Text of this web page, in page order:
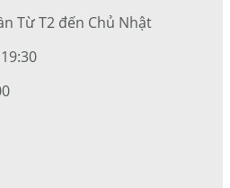
Từ T2 đến Chủ Nhật
19:30